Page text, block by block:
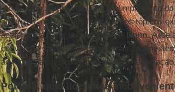
“no caminho” para viabilizar o cumprimento
diretrizes, mas a complexidade dos tópicos
acelerado a partir do encontro de Bonn. A
conversas das próximas semanas
ao longo das próximas rodadas de
Polônia, uma liderança